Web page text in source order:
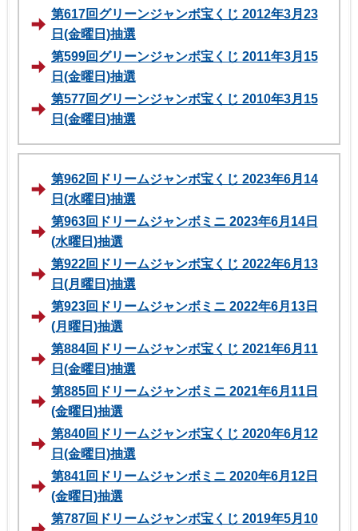
第617回グリーンジャンボ宝くじ 2012年3月23
日(金曜日)抽選
第599回グリーンジャンボ宝くじ 2011年3月15
日(金曜日)抽選
第577回グリーンジャンボ宝くじ 2010年3月15
日(金曜日)抽選
第962回ドリームジャンボ宝くじ 2023年6月14
日(水曜日)抽選
第963回ドリームジャンボミニ 2023年6月14日
(水曜日)抽選
第922回ドリームジャンボ宝くじ 2022年6月13
日(月曜日)抽選
第923回ドリームジャンボミニ 2022年6月13日
(月曜日)抽選
第884回ドリームジャンボ宝くじ 2021年6月11
日(金曜日)抽選
第885回ドリームジャンボミニ 2021年6月11日
(金曜日)抽選
第840回ドリームジャンボ宝くじ 2020年6月12
日(金曜日)抽選
第841回ドリームジャンボミニ 2020年6月12日
(金曜日)抽選
第787回ドリームジャンボ宝くじ 2019年5月10